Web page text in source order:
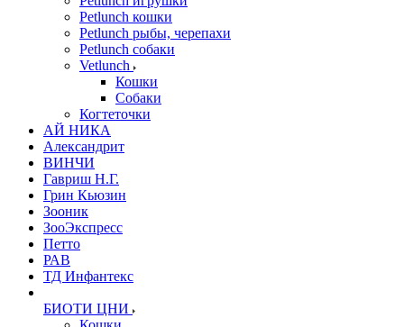
Petlunch кошки
Petlunch рыбы, черепахи
Petlunch собаки
Vetlunch
Кошки
Собаки
Когтеточки
АЙ НИКА
Александрит
ВИНЧИ
Гавриш Н.Г.
Грин Кьюзин
Зооник
ЗооЭкспресс
Петто
РАВ
ТД Инфантекс
БИОТИ ЦНИ